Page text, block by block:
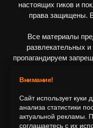
настоящих гиков и
права защищены.
Все материалы
развлекательных
пропагандируем
Внимание!
Сайт использует
анализа статистики
актуальной рекламы.
соглашаетесь с их